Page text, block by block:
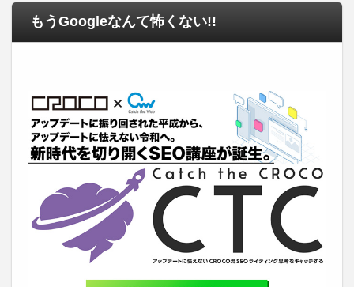
もうGoogleなんて怖くない!!